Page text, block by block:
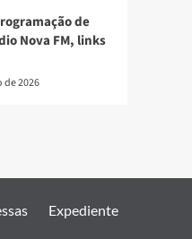
de
Nova FM, links
de 2026
Expediente